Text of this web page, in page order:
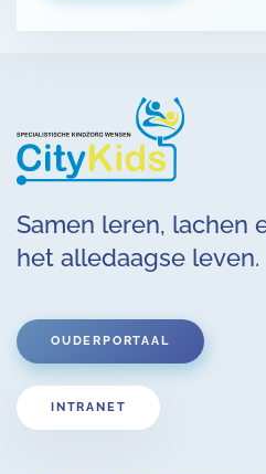
Samen leren, lachen
het alledaagse leven.
OUDERPORTAAL
INTRANET